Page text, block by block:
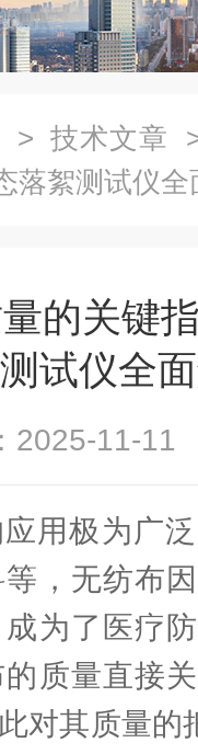
> 技术文章
落絮测试仪全
的关键
试仪全
2025-11-
极为广泛
，无纺布
为了医疗
质量直接
对其质量的